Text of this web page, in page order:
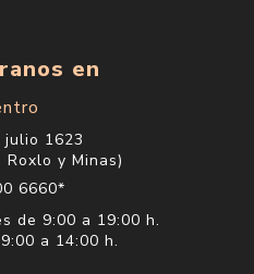
en
julio 1623
y Minas)
6660*
de 9:00 a 19:00 h.
a 14:00 h.